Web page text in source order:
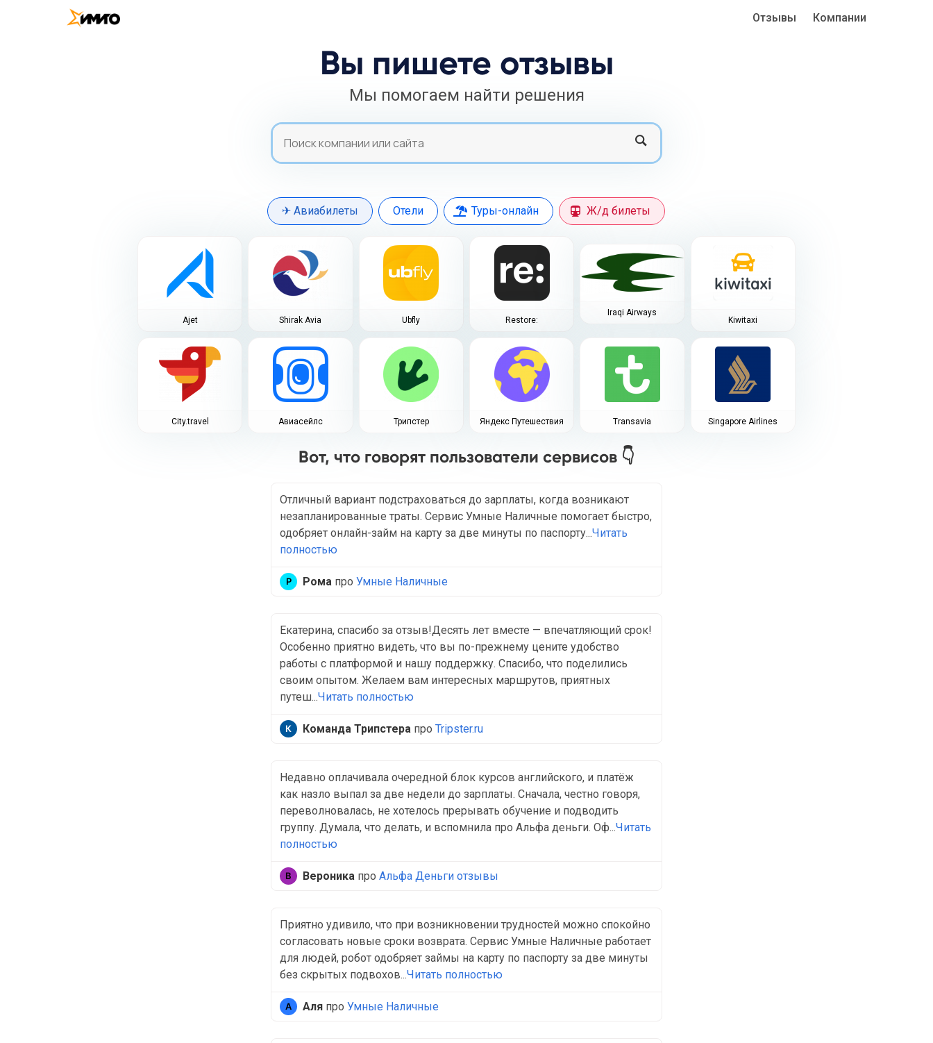
Отзывы Компании
Вы пишете отзывы
Мы помогаем найти решения
Search
Search
✈ Авиабилеты Отели Туры-онлайн Ж/д билеты
Ajet Shirak Avia Ubfly Restore:
Iraqi Airways
Kiwitaxi
City.travel Авиасейлс Трипстер Яндекс Путешествия Transavia Singapore Airlines
Вот, что говорят пользователи сервисов 👇
Отличный вариант подстраховаться до зарплаты, когда возникают
незапланированные траты. Сервис Умные Наличные помогает быстро,
одобряет онлайн-займ на карту за две минуты по паспорту...Читать
полностью
Рома про Умные Наличные
Екатерина, спасибо за отзыв!Десять лет вместе — впечатляющий срок!
Особенно приятно видеть, что вы по-прежнему цените удобство
работы с платформой и нашу поддержку. Спасибо, что поделились
своим опытом. Желаем вам интересных маршрутов, приятных
путеш...Читать полностью
Команда Трипстера про Tripster.ru
Недавно оплачивала очередной блок курсов английского, и платёж
как назло выпал за две недели до зарплаты. Сначала, честно говоря,
переволновалась, не хотелось прерывать обучение и подводить
группу. Думала, что делать, и вспомнила про Альфа деньги. Оф...Читать
полностью
Вероника про Альфа Деньги отзывы
Приятно удивило, что при возникновении трудностей можно спокойно
согласовать новые сроки возврата. Сервис Умные Наличные работает
для людей, робот одобряет займы на карту по паспорту за две минуты
без скрытых подвохов...Читать полностью
Аля про Умные Наличные